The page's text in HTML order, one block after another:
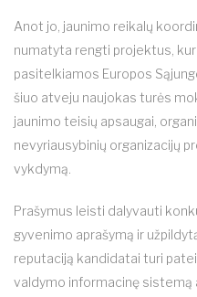
Anot jo, jaunimo reikalų
numatyta rengti projektus,
pasitelkiamos Europos
šiuo atveju naujokas turės
jaunimo teisių apsaugai,
nevyriausybinių organizacijų
vykdymą.
Prašymus leisti dalyvauti
gyvenimo aprašymą ir
reputaciją kandidatai turi
valdymo informacinę sistemą